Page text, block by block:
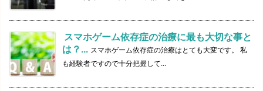
スマホゲーム依存症の治療に最も大切な事と
は？... スマホゲーム依存症の治療はとても大変です。 私
も経験者ですので十分把握して...